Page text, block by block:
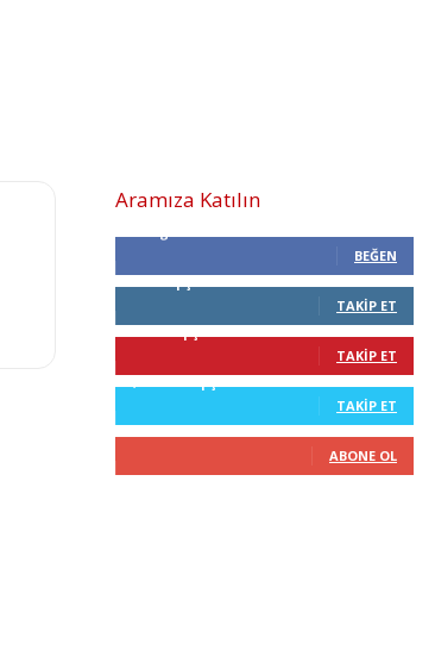
Aramıza Katılın
BEĞEN
TAKIP ET
TAKIP ET
TAKIP ET
ABONE OL